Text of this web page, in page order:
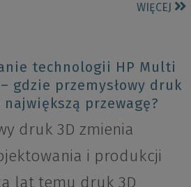
WIĘCEJ
technologii HP Multi
gdzie przemysłowy druk
największą przewagę?
druk 3D zmienia
i produkcji
lat temu druk 3D